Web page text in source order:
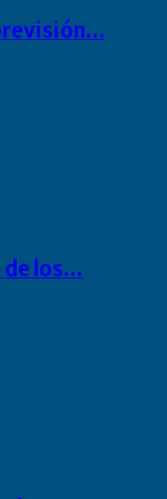
de los…